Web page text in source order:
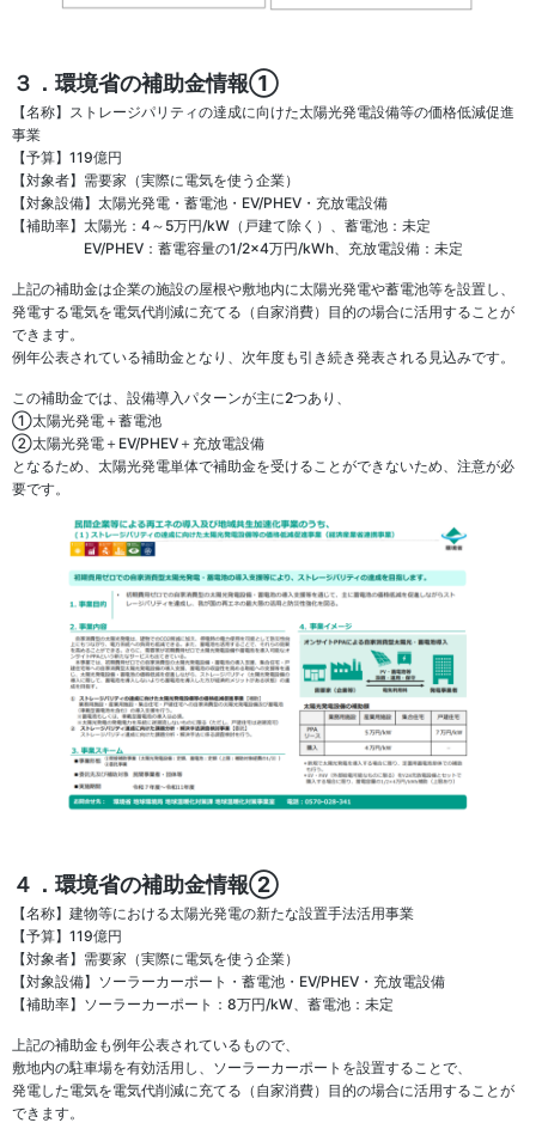
３．環境省の補助金情報①
【名称】ストレージパリティの達成に向けた太陽光発電設備等の価格低減促進
事業
【予算】119億円
【対象者】需要家（実際に電気を使う企業）
【対象設備】太陽光発電・蓄電池・EV/PHEV・充放電設備
【補助率】太陽光：4～5万円/kW（戸建て除く）、蓄電池：未定
EV/PHEV：蓄電容量の1/2×4万円/kWh、充放電設備：未定
上記の補助金は企業の施設の屋根や敷地内に太陽光発電や蓄電池等を設置し、
発電する電気を電気代削減に充てる（自家消費）目的の場合に活用することが
できます。
例年公表されている補助金となり、次年度も引き続き発表される見込みです。
この補助金では、設備導入パターンが主に2つあり、
①太陽光発電＋蓄電池
②太陽光発電＋EV/PHEV＋充放電設備
となるため、太陽光発電単体で補助金を受けることができないため、注意が必
要です。
４．環境省の補助金情報②
【名称】建物等における太陽光発電の新たな設置手法活用事業
【予算】119億円
【対象者】需要家（実際に電気を使う企業）
【対象設備】ソーラーカーポート・蓄電池・EV/PHEV・充放電設備
【補助率】ソーラーカーポート：8万円/kW、蓄電池：未定
上記の補助金も例年公表されているもので、
敷地内の駐車場を有効活用し、ソーラーカーポートを設置することで、
発電した電気を電気代削減に充てる（自家消費）目的の場合に活用することが
できます。